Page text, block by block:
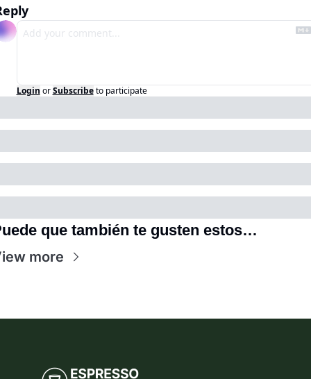
Login or Subscribe to participate
que también te gusten estos…
more